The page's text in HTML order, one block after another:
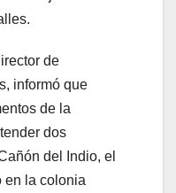
de
informó que
de la
dos
del Indio, el
en la colonia